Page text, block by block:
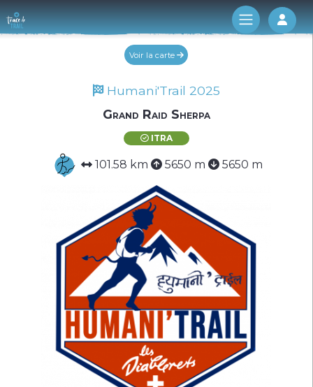
Log
Voir la carte
Humani'Trail 2025
Grand Raid Sherpa
ITRA
101.58 km 5650 m 5650 m